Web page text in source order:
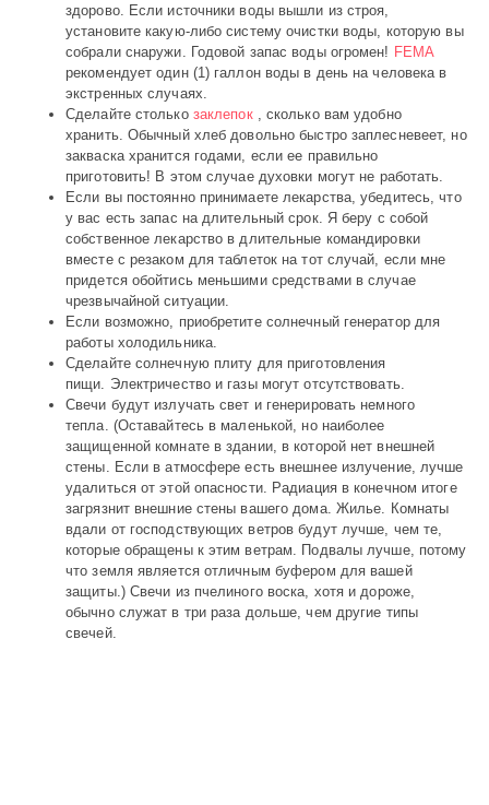
здорово. Если источники воды вышли из строя,
установите какую-либо систему очистки воды, которую вы
собрали снаружи. Годовой запас воды огромен! FEMA
рекомендует один (1) галлон воды в день на человека в
экстренных случаях.
Сделайте столько заклепок, сколько вам удобно
хранить. Обычный хлеб довольно быстро заплесневеет, но
закваска хранится годами, если ее правильно
приготовить! В этом случае духовки могут не работать.
Если вы постоянно принимаете лекарства, убедитесь, что
у вас есть запас на длительный срок. Я беру с собой
собственное лекарство в длительные командировки
вместе с резаком для таблеток на тот случай, если мне
придется обойтись меньшими средствами в случае
чрезвычайной ситуации.
Если возможно, приобретите солнечный генератор для
работы холодильника.
Сделайте солнечную плиту для приготовления
пищи. Электричество и газы могут отсутствовать.
Свечи будут излучать свет и генерировать немного
тепла. (Оставайтесь в маленькой, но наиболее
защищенной комнате в здании, в которой нет внешней
стены. Если в атмосфере есть внешнее излучение, лучше
удалиться от этой опасности. Радиация в конечном итоге
загрязнит внешние стены вашего дома. Жилье. Комнаты
вдали от господствующих ветров будут лучше, чем те,
которые обращены к этим ветрам. Подвалы лучше, потому
что земля является отличным буфером для вашей
защиты.) Свечи из пчелиного воска, хотя и дороже,
обычно служат в три раза дольше, чем другие типы
свечей.